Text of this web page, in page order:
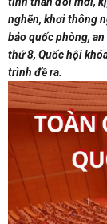
nghẽn, khơi thông
bảo quốc phòng,
thứ 8, Quốc hội
trình đề ra.